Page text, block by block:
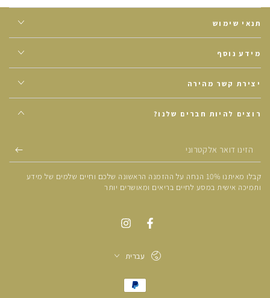
תנאי שימוש
מידע נוסף
יצירת קשר מהירה
רוצים להיות חברים שלנו?
הזינו
דואר
אלקטרוני
קבלו מאיתנו 10% הנחה על ההזמנה הראשונה שלכם וחיים שלמים של מידע
ותמיכה אישית במסע לחיים בריאים ומאושרים יותר
עברית